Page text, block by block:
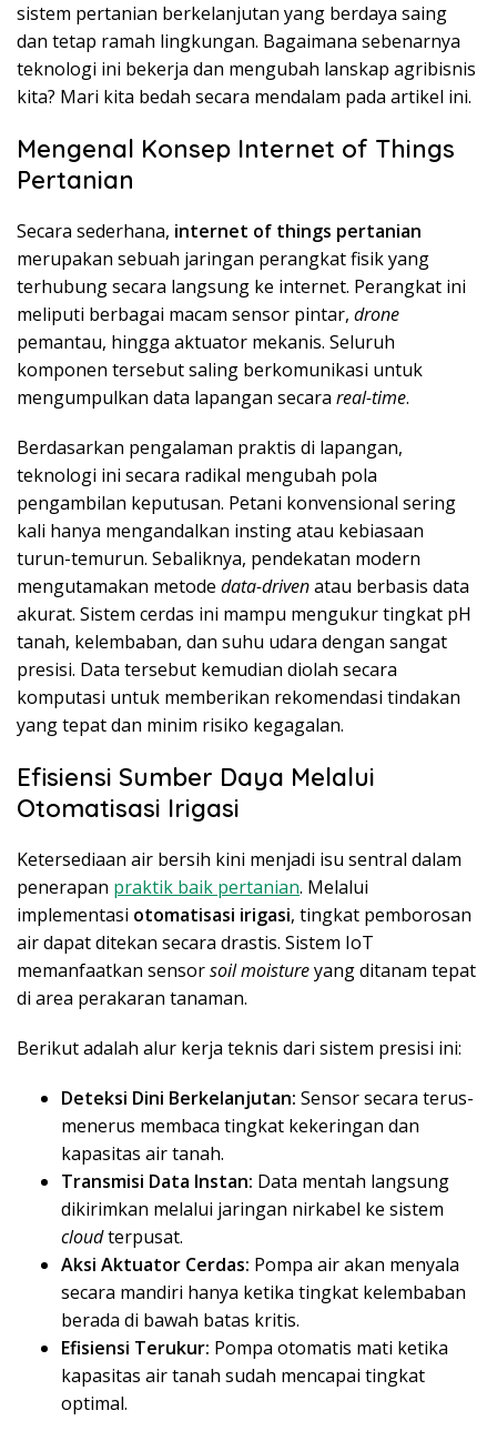
sistem pertanian berkelanjutan yang berdaya saing
dan tetap ramah lingkungan. Bagaimana sebenarnya
teknologi ini bekerja dan mengubah lanskap agribisnis
kita? Mari kita bedah secara mendalam pada artikel ini.
Mengenal Konsep Internet of Things
Pertanian
Secara sederhana, internet of things pertanian
merupakan sebuah jaringan perangkat fisik yang
terhubung secara langsung ke internet. Perangkat ini
meliputi berbagai macam sensor pintar, drone
pemantau, hingga aktuator mekanis. Seluruh
komponen tersebut saling berkomunikasi untuk
mengumpulkan data lapangan secara real-time.
Berdasarkan pengalaman praktis di lapangan,
teknologi ini secara radikal mengubah pola
pengambilan keputusan. Petani konvensional sering
kali hanya mengandalkan insting atau kebiasaan
turun-temurun. Sebaliknya, pendekatan modern
mengutamakan metode data-drivenatau berbasis data
akurat. Sistem cerdas ini mampu mengukur tingkat pH
tanah, kelembaban, dan suhu udara dengan sangat
presisi. Data tersebut kemudian diolah secara
komputasi untuk memberikan rekomendasi tindakan
yang tepat dan minim risiko kegagalan.
Efisiensi Sumber Daya Melalui
Otomatisasi Irigasi
Ketersediaan air bersih kini menjadi isu sentral dalam
penerapan praktik baik pertanian. Melalui
implementasi otomatisasi irigasi, tingkat pemborosan
air dapat ditekan secara drastis. Sistem IoT
memanfaatkan sensorsoil moistureyang ditanam tepat
di area perakaran tanaman.
Berikut adalah alur kerja teknis dari sistem presisi ini:
Deteksi Dini Berkelanjutan: Sensor secara terus-
menerus membaca tingkat kekeringan dan
kapasitas air tanah.
Transmisi Data Instan: Data mentah langsung
dikirimkan melalui jaringan nirkabel ke sistem
cloudterpusat.
Aksi Aktuator Cerdas: Pompa air akan menyala
secara mandiri hanya ketika tingkat kelembaban
berada di bawah batas kritis.
Efisiensi Terukur: Pompa otomatis mati ketika
kapasitas air tanah sudah mencapai tingkat
optimal.